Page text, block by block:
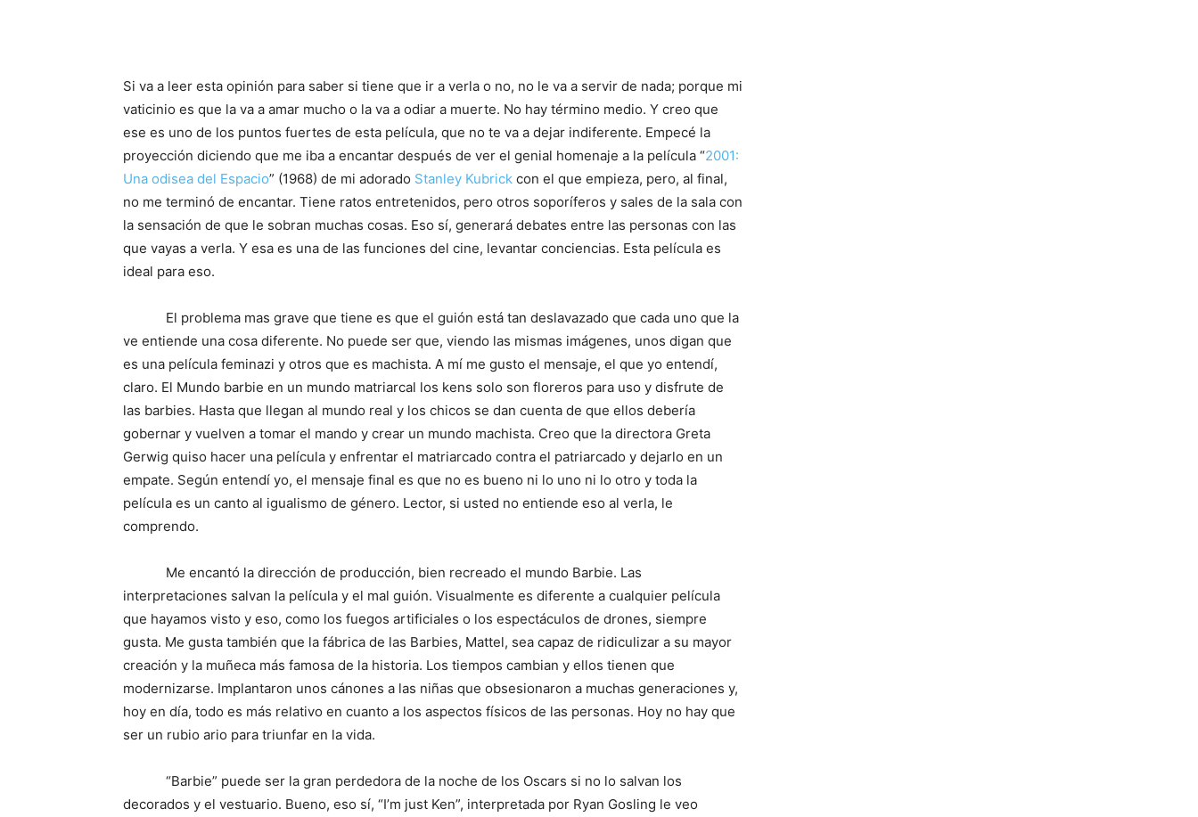
Si va a leer esta opinión para saber si tiene que ir a verla o no, no le va a servir de nada; porque mi
vaticinio es que la va a amar mucho o la va a odiar a muerte. No hay término medio. Y creo que
ese es uno de los puntos fuertes de esta película, que no te va a dejar indiferente. Empecé la
proyección diciendo que me iba a encantar después de ver el genial homenaje a la película “2001:
Una odisea del Espacio” (1968) de mi adorado Stanley Kubrick con el que empieza, pero, al final,
no me terminó de encantar. Tiene ratos entretenidos, pero otros soporíferos y sales de la sala con
la sensación de que le sobran muchas cosas. Eso sí, generará debates entre las personas con las
que vayas a verla. Y esa es una de las funciones del cine, levantar conciencias. Esta película es
ideal para eso.
El problema mas grave que tiene es que el guión está tan deslavazado que cada uno que la
ve entiende una cosa diferente. No puede ser que, viendo las mismas imágenes, unos digan que
es una película feminazi y otros que es machista. A mí me gusto el mensaje, el que yo entendí,
claro. El Mundo barbie en un mundo matriarcal los kens solo son floreros para uso y disfrute de
las barbies. Hasta que llegan al mundo real y los chicos se dan cuenta de que ellos debería
gobernar y vuelven a tomar el mando y crear un mundo machista. Creo que la directora Greta
Gerwig quiso hacer una película y enfrentar el matriarcado contra el patriarcado y dejarlo en un
empate. Según entendí yo, el mensaje final es que no es bueno ni lo uno ni lo otro y toda la
película es un canto al igualismo de género. Lector, si usted no entiende eso al verla, le
comprendo.
Me encantó la dirección de producción, bien recreado el mundo Barbie. Las
interpretaciones salvan la película y el mal guión. Visualmente es diferente a cualquier película
que hayamos visto y eso, como los fuegos artificiales o los espectáculos de drones, siempre
gusta. Me gusta también que la fábrica de las Barbies, Mattel, sea capaz de ridiculizar a su mayor
creación y la muñeca más famosa de la historia. Los tiempos cambian y ellos tienen que
modernizarse. Implantaron unos cánones a las niñas que obsesionaron a muchas generaciones y,
hoy en día, todo es más relativo en cuanto a los aspectos físicos de las personas. Hoy no hay que
ser un rubio ario para triunfar en la vida.
“Barbie” puede ser la gran perdedora de la noche de los Oscars si no lo salvan los
decorados y el vestuario. Bueno, eso sí, “I’m just Ken”, interpretada por Ryan Gosling le veo